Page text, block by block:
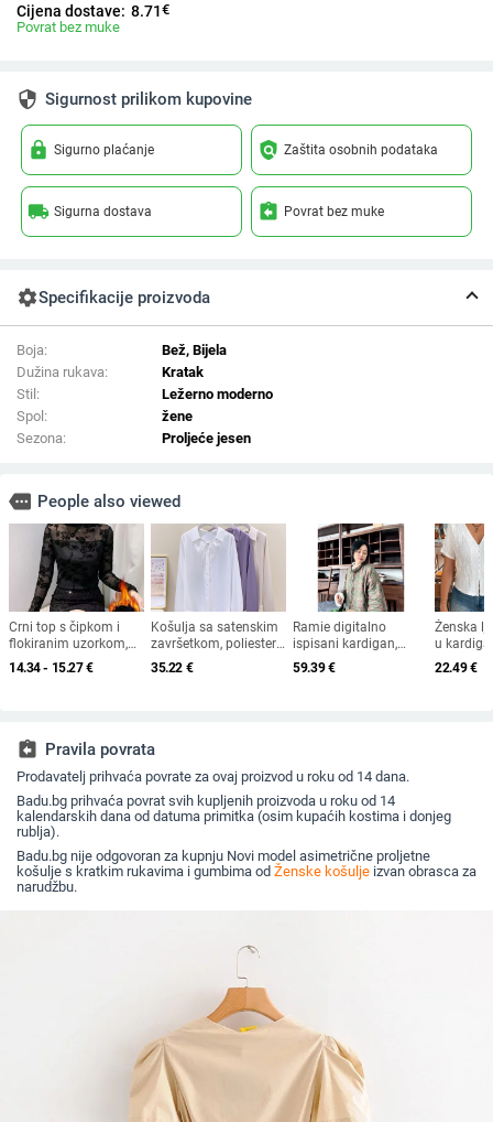
Cijena dostave: 8.71€
Povrat bez muke
security Sigurnost prilikom kupovine
lock Sigurno plaćanje policy Zaštita osobnih podataka
local_shipping Sigurna dostava assignment_return Povrat bez muke
settingsSpecifikacije proizvoda
Boja:
Bež, Bijela
Dužina rukava:
Kratak
Stil:
Ležerno moderno
Spol:
žene
Sezona:
Proljeće jesen
more People also viewed
Crni top s čipkom i
flokiranim uzorkom,
dugi rukavi, mrežasti
materijal, polu-visoki
14.34 - 15.27€
Košulja sa satenskim
završetkom, poliester-
elastanski spoj (70–
80% poliester, <30%
2025
35.22 €
Ramie digitalno
ispisani kardigan,
slobodan kroj, dugi
rukavi
59.39€
Ženska
u
izrezom,
materijal,
22.49€
assignment_return Pravila povrata
Prodavatelj prihvaća povrate za ovaj proizvod u roku od 14 dana.
Badu.bg prihvaća povrat svih kupljenih proizvoda u roku od 14
kalendarskih dana od datuma primitka (osim kupaćih kostima i donjeg
rublja).
Badu.bg nije odgovoran za kupnju Novi model asimetrične proljetne
košulje s kratkim rukavima i gumbima od Ženske košulje izvan obrasca za
narudžbu.